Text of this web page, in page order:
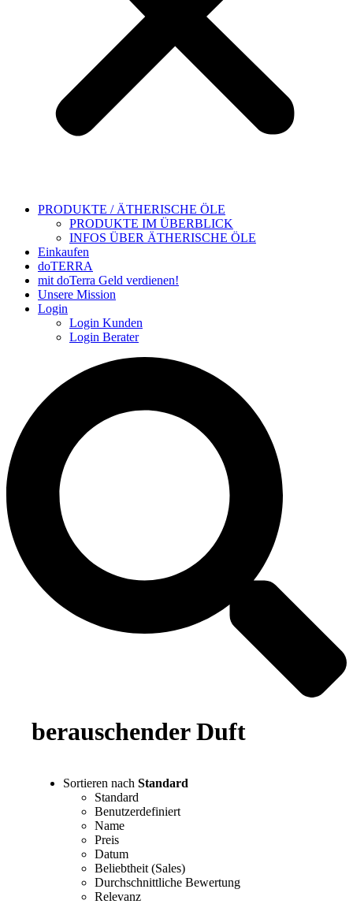
PRODUKTE / ÄTHERISCHE ÖLE
PRODUKTE IM ÜBERBLICK
INFOS ÜBER ÄTHERISCHE ÖLE
Einkaufen
doTERRA
mit doTerra Geld verdienen!
Unsere Mission
Login
Login Kunden
Login Berater
berauschender Duft
Sortieren nachStandard
Standard
Benutzerdefiniert
Name
Preis
Datum
Beliebtheit (Sales)
Durchschnittliche Bewertung
Relevanz